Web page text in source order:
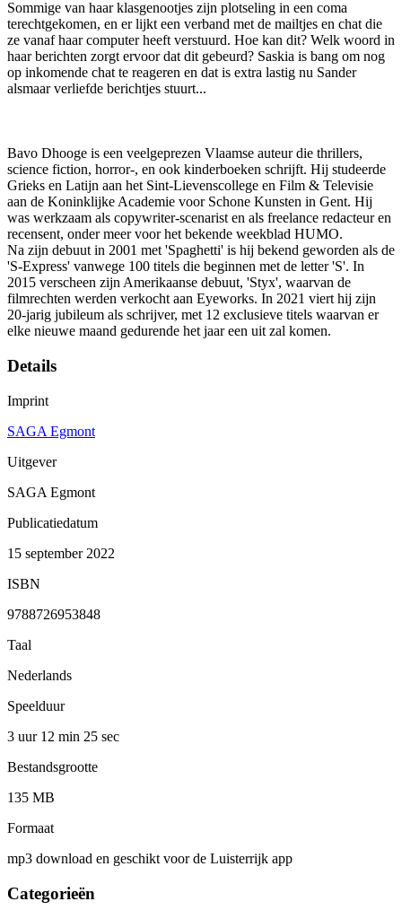
Sommige van haar klasgenootjes zijn plotseling in een coma
terechtgekomen, en er lijkt een verband met de mailtjes en chat die
ze vanaf haar computer heeft verstuurd. Hoe kan dit? Welk woord in
haar berichten zorgt ervoor dat dit gebeurd? Saskia is bang om nog
op inkomende chat te reageren en dat is extra lastig nu Sander
alsmaar verliefde berichtjes stuurt...
Bavo Dhooge is een veelgeprezen Vlaamse auteur die thrillers,
science fiction, horror-, en ook kinderboeken schrijft. Hij studeerde
Grieks en Latijn aan het Sint-Lievenscollege en Film & Televisie
aan de Koninklijke Academie voor Schone Kunsten in Gent. Hij
was werkzaam als copywriter-scenarist en als freelance redacteur en
recensent, onder meer voor het bekende weekblad HUMO.
Na zijn debuut in 2001 met 'Spaghetti' is hij bekend geworden als de
'S-Express' vanwege 100 titels die beginnen met de letter 'S'. In
2015 verscheen zijn Amerikaanse debuut, 'Styx', waarvan de
filmrechten werden verkocht aan Eyeworks. In 2021 viert hij zijn
20-jarig jubileum als schrijver, met 12 exclusieve titels waarvan er
elke nieuwe maand gedurende het jaar een uit zal komen.
Details
Imprint
SAGA Egmont
Uitgever
SAGA Egmont
Publicatiedatum
15 september 2022
ISBN
9788726953848
Taal
Nederlands
Speelduur
3 uur 12 min 25 sec
Bestandsgrootte
135 MB
Formaat
mp3 download en geschikt voor de Luisterrijk app
Categorieën